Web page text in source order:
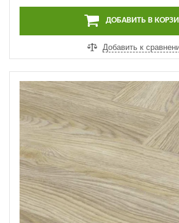
ДОБАВИТЬ В
Добавить к